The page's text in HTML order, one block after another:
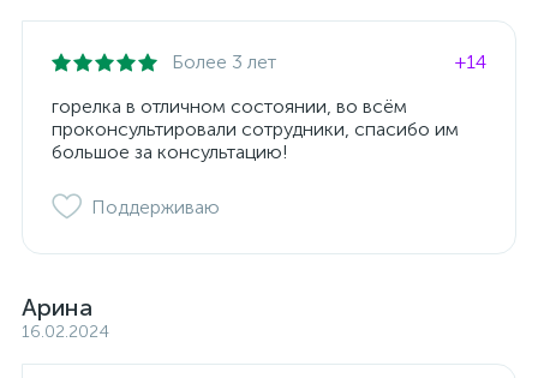
Более 3 лет
+14
горелка в отличном состоянии, во всём
проконсультировали сотрудники, спасибо им
большое за консультацию!
Поддерживаю
Арина
16.02.2024